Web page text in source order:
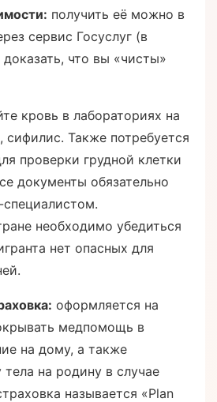
получить её можно в
сервис Госуслуг (в
что вы «чисты»
кровь в лабораториях на
сифилис. Также потребуется
проверки грудной клетки
документы обязательно
необходимо убедиться
нет опасных для
оформляется на
медпомощь в
на дому, а также
на родину в случае
называется «Plan